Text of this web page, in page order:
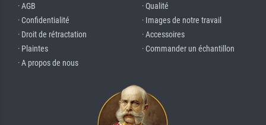
· AGB
· Confidentialité
· Droit de rétractation
· Plaintes
· A propos de nous
· Qualité
· Images de notre travail
· Accessoires
· Commander un échantillon